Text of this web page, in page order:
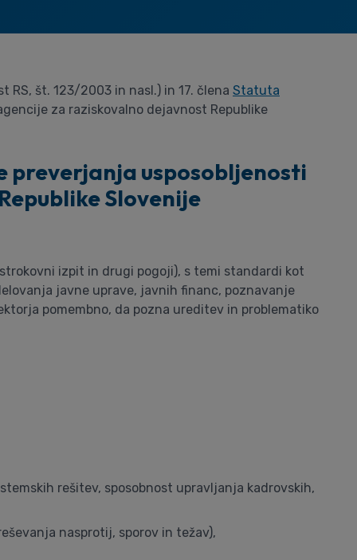
RS, št. 123/2003 in nasl.) in 17. člena Statuta
za raziskovalno dejavnost Republike
preverjanja usposobljenosti
Slovenije
izpit in drugi pogoji), s temi standardi kot
javne uprave, javnih financ, poznavanje
pomembno, da pozna ureditev in problematiko
rešitev, sposobnost upravljanja kadrovskih,
nasprotij, sporov in težav),